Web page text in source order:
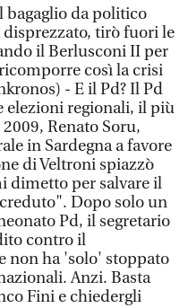
bagaglio da politico
disprezzato, tirò fuori le
il Berlusconi II per
così la crisi
- E il Pd? Il Pd
elezioni regionali, il più
Renato Soru,
in Sardegna a favore
di Veltroni spiazzò
dimetto per salvare il
Dopo solo un
Pd, il segretario
contro il
non ha 'solo' stoppato
Anzi. Basta
Fini e chiedergli